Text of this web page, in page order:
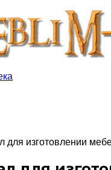
для изготовлении